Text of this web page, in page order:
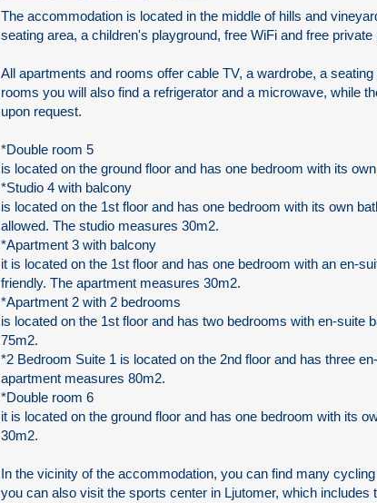
The accommodation is located in the middle of hills and
seating area, a children's playground, free WiFi and free private
All apartments and rooms offer cable TV, a wardrobe, a
rooms you will also find a refrigerator and a microwave, while
upon request.
*Double room 5
is located on the ground floor and has one bedroom with its
*Studio 4 with balcony
is located on the 1st floor and has one bedroom with its own
allowed. The studio measures 30m2.
*Apartment 3 with balcony
it is located on the 1st floor and has one bedroom with an en-
friendly. The apartment measures 30m2.
*Apartment 2 with 2 bedrooms
is located on the 1st floor and has two bedrooms with en-suite
75m2.
*2 Bedroom Suite 1 is located on the 2nd floor and has three
apartment measures 80m2.
*Double room 6
it is located on the ground floor and has one bedroom with its
30m2.
In the vicinity of the accommodation, you can find many
you can also visit the sports center in Ljutomer, which